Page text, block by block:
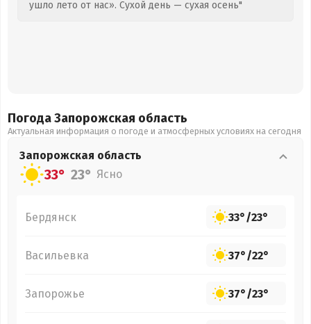
ушло лето от нас». Сухой день — сухая осень"
Погода Запорожская область
Актуальная информация о погоде и атмосферных условиях на сегодня
Запорожская область
33° 23° Ясно
Бердянск 33°/23°
Васильевка 37°/22°
Запорожье 37°/23°